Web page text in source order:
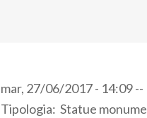
mar, 27/06/2017 - 14:09
Tipologia: Statue